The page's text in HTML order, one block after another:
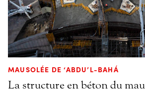
MAUSOLÉE DE ‘ABDU’L-BAHÁ
La structure en béton du